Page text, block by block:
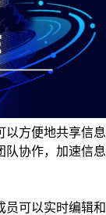
以方便地共享信息
队协作，加速信息
员可以实时编辑和